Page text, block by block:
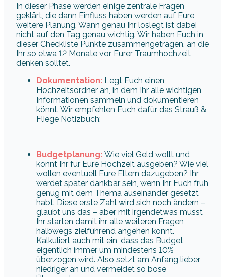
In dieser Phase werden einige zentrale Fragen
geklärt, die dann Einfluss haben werden auf Eure
weitere Planung. Wann genau Ihr loslegt ist dabei
nicht auf den Tag genau wichtig. Wir haben Euch in
dieser Checkliste Punkte zusammengetragen, an die
Ihr so etwa 12 Monate vor Eurer Traumhochzeit
denken solltet.
Dokumentation: Legt Euch einen
Hochzeitsordner an, in dem Ihr alle wichtigen
Informationen sammeln und dokumentieren
könnt. Wir empfehlen Euch dafür das Strauß &
Fliege Notizbuch:
Budgetplanung: Wie viel Geld wollt und
könnt Ihr für Eure Hochzeit ausgeben? Wie viel
wollen eventuell Eure Eltern dazugeben? Ihr
werdet später dankbar sein, wenn Ihr Euch früh
genug mit dem Thema auseinander gesetzt
habt. Diese erste Zahl wird sich noch ändern –
glaubt uns das – aber mit irgendetwas müsst
Ihr starten damit ihr alle weiteren Fragen
halbwegs zielführend angehen könnt.
Kalkuliert auch mit ein, dass das Budget
eigentlich immer um mindestens 10%
überzogen wird. Also setzt am Anfang lieber
niedriger an und vermeidet so böse